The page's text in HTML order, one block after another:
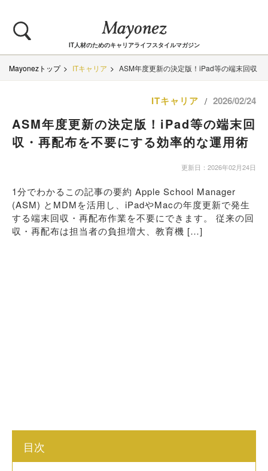
IT人材のためのキャリアライフスタイルマガジン
Mayonezトップ ITキャリア ASM年度更新の決定版！iPad等の端末回収
ITキャリア / 2026/02/24
ASM年度更新の決定版！iPad等の端末回
収・再配布を不要にする効率的な運用術
更新日：2026年02月24日
1分でわかるこの記事の要約 Apple School Manager
(ASM) とMDMを活用し、iPadやMacの年度更新で発生
する端末回収・再配布作業を不要にできます。 従来の回
収・再配布は担当者の負担増大、教育機 […]
目次